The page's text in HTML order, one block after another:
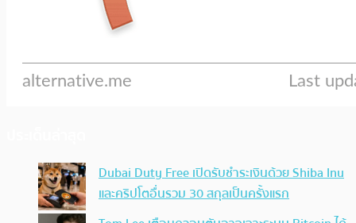
Dubai Duty Free เปิดรับชำระเงินด้วย Shiba Inu
และคริปโตอื่นรวม 30 สกุลเป็นครั้งแรก